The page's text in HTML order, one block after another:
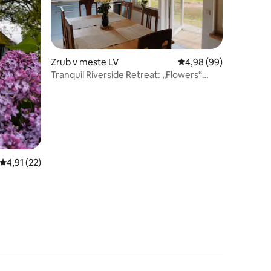
28
Priemerné ohodnotenie 4,91 z 5, počet hodnotení: 22
4,91 (22)
Zrub v meste LV Priemerné
4,98 (99)
Tranquil Riverside Retreat: „Flowers“